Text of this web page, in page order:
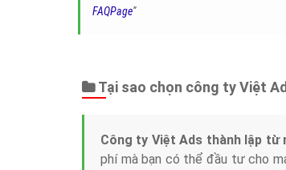
FAQPage"
Tại sao chọn công ty Việt
Công ty Việt Ads thành lập từ
phí mà bạn có thể đầu tư cho